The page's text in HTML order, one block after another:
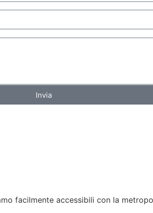
Invia
facilmente accessibili con la